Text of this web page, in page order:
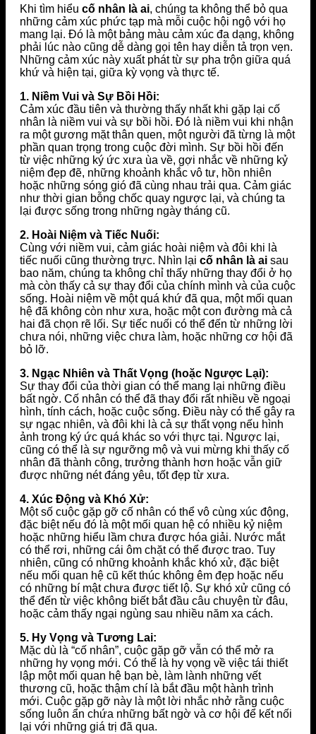
Khi tìm hiểu cố nhân là ai, chúng ta không thể bỏ qua
những cảm xúc phức tạp mà mỗi cuộc hội ngộ với họ
mang lại. Đó là một bảng màu cảm xúc đa dạng, không
phải lúc nào cũng dễ dàng gọi tên hay diễn tả trọn vẹn.
Những cảm xúc này xuất phát từ sự pha trộn giữa quá
khứ và hiện tại, giữa kỳ vọng và thực tế.
1. Niềm Vui và Sự Bồi Hồi:
Cảm xúc đầu tiên và thường thấy nhất khi gặp lại cố
nhân là niềm vui và sự bồi hồi. Đó là niềm vui khi nhận
ra một gương mặt thân quen, một người đã từng là một
phần quan trọng trong cuộc đời mình. Sự bồi hồi đến
từ việc những ký ức xưa ùa về, gợi nhắc về những kỷ
niệm đẹp đẽ, những khoảnh khắc vô tư, hồn nhiên
hoặc những sóng gió đã cùng nhau trải qua. Cảm giác
như thời gian bỗng chốc quay ngược lại, và chúng ta
lại được sống trong những ngày tháng cũ.
2. Hoài Niệm và Tiếc Nuối:
Cùng với niềm vui, cảm giác hoài niệm và đôi khi là
tiếc nuối cũng thường trực. Nhìn lại cố nhân là ai sau
bao năm, chúng ta không chỉ thấy những thay đổi ở họ
mà còn thấy cả sự thay đổi của chính mình và của cuộc
sống. Hoài niệm về một quá khứ đã qua, một mối quan
hệ đã không còn như xưa, hoặc một con đường mà cả
hai đã chọn rẽ lối. Sự tiếc nuối có thể đến từ những lời
chưa nói, những việc chưa làm, hoặc những cơ hội đã
bỏ lỡ.
3. Ngạc Nhiên và Thất Vọng (hoặc Ngược Lại):
Sự thay đổi của thời gian có thể mang lại những điều
bất ngờ. Cố nhân có thể đã thay đổi rất nhiều về ngoại
hình, tính cách, hoặc cuộc sống. Điều này có thể gây ra
sự ngạc nhiên, và đôi khi là cả sự thất vọng nếu hình
ảnh trong ký ức quá khác so với thực tại. Ngược lại,
cũng có thể là sự ngưỡng mộ và vui mừng khi thấy cố
nhân đã thành công, trưởng thành hơn hoặc vẫn giữ
được những nét đáng yêu, tốt đẹp từ xưa.
4. Xúc Động và Khó Xử:
Một số cuộc gặp gỡ cố nhân có thể vô cùng xúc động,
đặc biệt nếu đó là một mối quan hệ có nhiều kỷ niệm
hoặc những hiểu lầm chưa được hóa giải. Nước mắt
có thể rơi, những cái ôm chặt có thể được trao. Tuy
nhiên, cũng có những khoảnh khắc khó xử, đặc biệt
nếu mối quan hệ cũ kết thúc không êm đẹp hoặc nếu
có những bí mật chưa được tiết lộ. Sự khó xử cũng có
thể đến từ việc không biết bắt đầu câu chuyện từ đâu,
hoặc cảm thấy ngại ngùng sau nhiều năm xa cách.
5. Hy Vọng và Tương Lai:
Mặc dù là “cố nhân”, cuộc gặp gỡ vẫn có thể mở ra
những hy vọng mới. Có thể là hy vọng về việc tái thiết
lập một mối quan hệ bạn bè, làm lành những vết
thương cũ, hoặc thậm chí là bắt đầu một hành trình
mới. Cuộc gặp gỡ này là một lời nhắc nhở rằng cuộc
sống luôn ẩn chứa những bất ngờ và cơ hội để kết nối
lại với những giá trị đã qua.